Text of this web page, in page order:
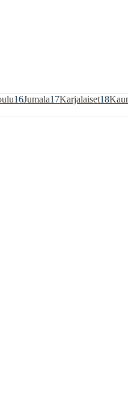
16Jumala17Karjalaiset18